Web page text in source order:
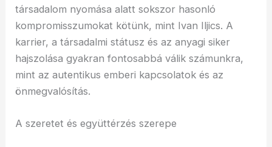
társadalom nyomása alatt sokszor hasonló
kompromisszumokat kötünk, mint Ivan Iljics. A
karrier, a társadalmi státusz és az anyagi siker
hajszolása gyakran fontosabbá válik számunkra,
mint az autentikus emberi kapcsolatok és az
önmegvalósítás.
A szeretet és együttérzés szerepe